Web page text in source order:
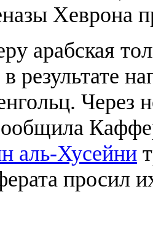
Хеврона
арабская
результате
Через
аль-Хусейни
просил